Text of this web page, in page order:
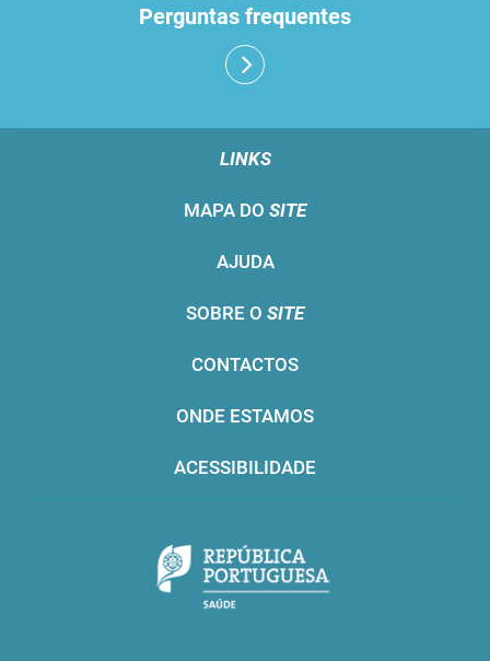
Perguntas frequentes
LINKS
MAPA DO SITE
AJUDA
SOBRE O SITE
CONTACTOS
ONDE ESTAMOS
ACESSIBILIDADE